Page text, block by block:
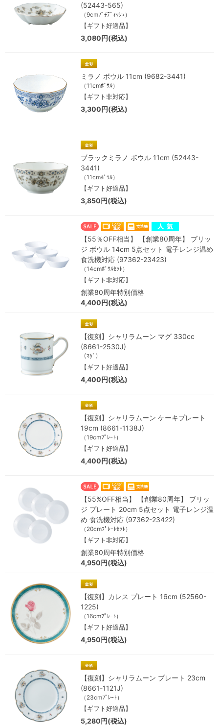
(52443-565)
（9cmﾌﾟﾁﾃﾞｨｯｼｭ）
【ギフト好適品】
3,080円(税込)
ミラノ ボウル 11cm (9682-3441)
（11cmﾎﾞｳﾙ）
【ギフト非対応】
3,300円(税込)
ブラックミラノ ボウル 11cm (52443-
3441)
（11cmﾎﾞｳﾙ）
【ギフト好適品】
3,850円(税込)
【55％OFF相当】 【創業80周年】 ブリッ
ジ ボウル 14cm 5点セット 電子レンジ温め
食洗機対応 (97362-23423)
（14cmﾎﾞｳﾙｾｯﾄ）
【ギフト非対応】
創業80周年特別価格
4,400円(税込)
【復刻】シャリラムーン マグ 330cc
(8661-2530J)
（ﾏｸﾞ）
【ギフト好適品】
4,400円(税込)
【復刻】シャリラムーン ケーキプレート
19cm (8661-1138J)
（19cmﾌﾟﾚｰﾄ）
【ギフト好適品】
4,400円(税込)
【55%OFF相当】 【創業80周年】 ブリッ
ジ プレート 20cm 5点セット 電子レンジ温
め 食洗機対応 (97362-23422)
（20cmﾌﾟﾚｰﾄｾｯﾄ）
【ギフト非対応】
創業80周年特別価格
4,950円(税込)
【復刻】カレス プレート 16cm (52560-
1225)
（16cmﾌﾟﾚｰﾄ）
【ギフト好適品】
4,950円(税込)
【復刻】シャリラムーン プレート 23cm
(8661-1121J)
（23cmﾌﾟﾚｰﾄ）
【ギフト好適品】
5,280円(税込)